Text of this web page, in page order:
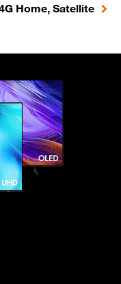
Home, Satellite